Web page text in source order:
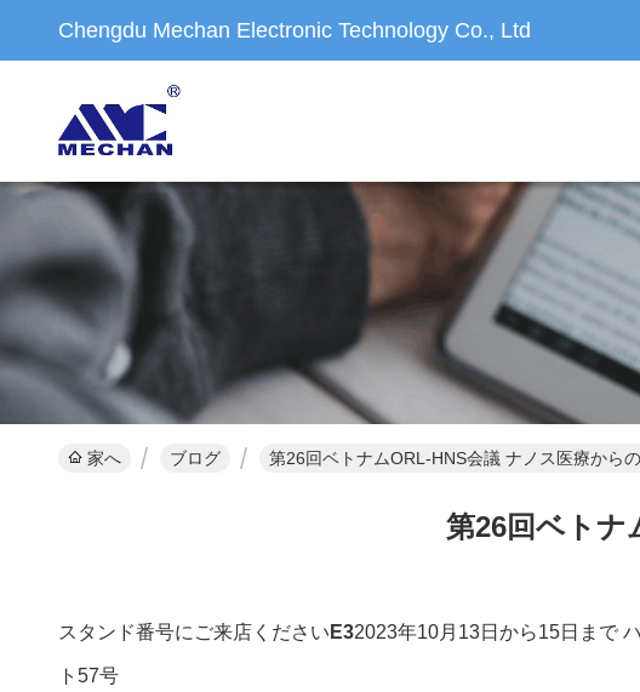
Chengdu Mechan Electronic Technology Co., Ltd
家へ ブログ 第26回ベトナムORL-HNS会議 ナノス医療から
第26回ベトナ
スタンド番号にご来店ください E32023年10月13日から15日まで
ト57号